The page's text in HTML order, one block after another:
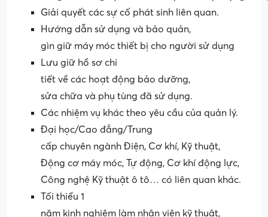
Giải quyết các sự cố phát sinh liên quan.
Hướng dẫn sử dụng và bảo quản,
gìn giữ máy móc thiết bị cho người sử dụng
Lưu giữ hồ sơ chi
tiết về các hoạt động bảo dưỡng,
sửa chữa và phụ tùng đã sử dụng.
Các nhiệm vụ khác theo yêu cầu của quản lý.
Đại học/Cao đẳng/Trung
cấp chuyên ngành Điện, Cơ khí, Kỹ thuật,
Động cơ máy móc, Tự động, Cơ khí động lực,
Công nghệ Kỹ thuật ô tô… có liên quan khác.
Tối thiểu 1
năm kinh nghiệm làm nhân viên kỹ thuật,